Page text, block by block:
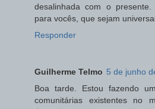
desalinhada com o
para vocês, que sejam
Responder
Guilherme Telmo 5 de junho
Boa tarde. Estou fazendo
comunitárias existentes no